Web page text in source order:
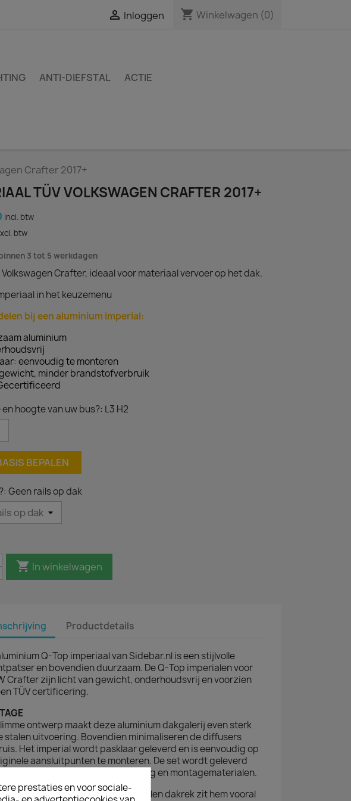
 Inloggen shopping_cart Winkelwagen (0)
ANTI-DIEFSTAL ACTIE
Crafter 2017+
TÜV VOLKSWAGEN CRAFTER 2017+
incl. btw
btw
3 tot 5 werkdagen
Crafter, ideaal voor materiaal vervoer op het dak.
in het keuzemenu
bij een aluminium imperial:
aluminium
eenvoudig te monteren
minder brandstofverbruik
hoogte van uw bus?: L3 H2
BEPALEN
Geen rails op dak
 In winkelwagen
Productdetails
Q-Top imperiaal van Sidebar.nl is een stijlvolle
en bovendien duurzaam. De Q-Top imperialen voor
Crafter zijn licht van gewicht, onderhoudsvrij en voorzien
TÜV certificering.
ontwerp maakt deze aluminium dakgalerij even sterk
stalen uitvoering. Bovendien minimaliseren de diffusers
Het imperial wordt pasklaar geleverd en is eenvoudig op
aansluitpunten te monteren. De set wordt geleverd
opsteekrol, montagehandleiding en montagematerialen.
tussen een aluminium en stalen dakrek zit hem vooral
prestaties en voor sociale-